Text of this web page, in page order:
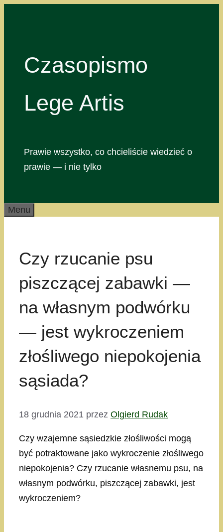
Czasopismo
Lege Artis
Prawie wszystko, co chcieliście wiedzieć o
prawie — i nie tylko
Menu
Czy rzucanie psu
piszczącej zabawki —
na własnym podwórku
— jest wykroczeniem
złośliwego niepokojenia
sąsiada?
18 grudnia 2021 przez Olgierd Rudak
Czy wzajemne sąsiedzkie złośliwości mogą
być potraktowane jako wykroczenie złośliwego
niepokojenia? Czy rzucanie własnemu psu, na
własnym podwórku, piszczącej zabawki, jest
wykroczeniem?